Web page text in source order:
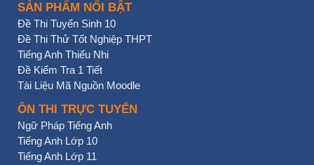
SẢN PHẨM NỔI BẬT
Đề Thi Tuyển Sinh 10
Đề Thi Thử Tốt Nghiệp THPT
Tiếng Anh Thiếu Nhi
Đề Kiểm Tra 1 Tiết
Tài Liệu Mã Nguồn Moodle
ÔN THI TRỰC TUYẾN
Ngữ Pháp Tiếng Anh
Tiếng Anh Lớp 10
Tiếng Anh Lớp 11